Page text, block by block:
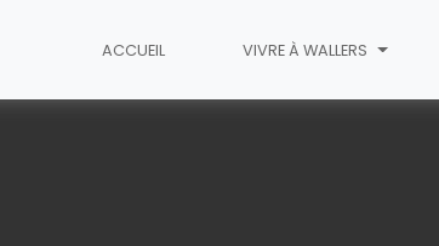
ACCUEIL VIVRE À WALLERS